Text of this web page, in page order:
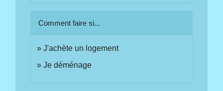
Comment faire si...
J'achète un logement
Je déménage